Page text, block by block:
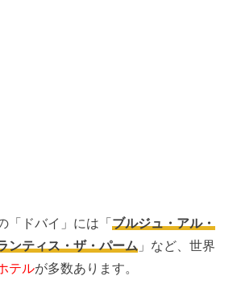
「ドバイ」には「ブルジュ・アル・
ンティス・ザ・パーム 」など、世界
テルが多数あります。